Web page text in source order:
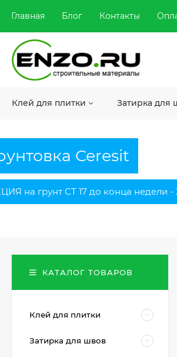
Главная Блог Контакты
Клей для плитки Затирка для
Ceresit
на грунт СТ 17 до конца недели -
КАТАЛОГ ТОВАРОВ
Клей для плитки
Затирка для швов